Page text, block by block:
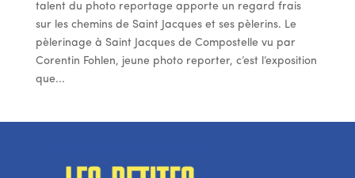
talent du photo reportage apporte un regard frais
sur les chemins de Saint Jacques et ses pèlerins. Le
pèlerinage à Saint Jacques de Compostelle vu par
Corentin Fohlen, jeune photo reporter, c’est l’exposition
que...